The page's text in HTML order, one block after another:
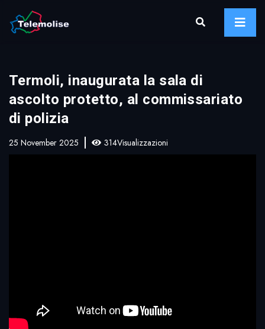
Termoli, inaugurata la sala di
ascolto protetto, al commissariato
di polizia
25 November 2025 314Visualizzazioni